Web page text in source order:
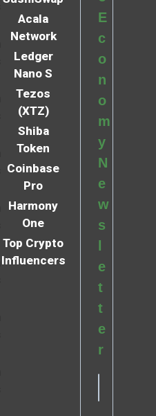
Acala
Network
Ledger
Nano S
Tezos
(XTZ)
Shiba
Token
Coinbase
Pro
Harmony
One
Top Crypto
Influencers
E
c
o
n
o
m
y
N
e
w
s
e
t
t
e
r